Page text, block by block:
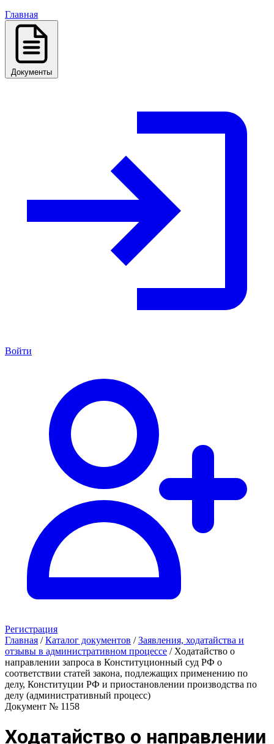
Главная
Документы
Войти
Регистрация
Главная / Каталог документов / Заявления, ходатайства и
отзывы в административном процессе / Ходатайство о
направлении запроса в Конституционный суд РФ о
соответствии статей закона, подлежащих применению по
делу, Конституции РФ и приостановлении производства по
делу (административный процесс)
Документ № 1158
Ходатайство о направлении